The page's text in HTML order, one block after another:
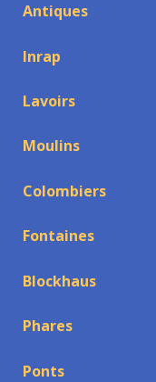
Antiques
Inrap
Lavoirs
Moulins
Colombiers
Fontaines
Blockhaus
Phares
Ponts